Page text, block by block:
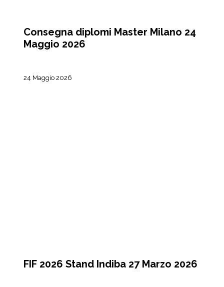
Consegna diplomi Master Milano 24
Maggio 2026
24 Maggio 2026
FIF 2026 Stand Indiba 27 Marzo 2026